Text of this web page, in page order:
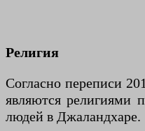
Религия
Согласно переписи
являются религиями
людей в Джаландхаре.